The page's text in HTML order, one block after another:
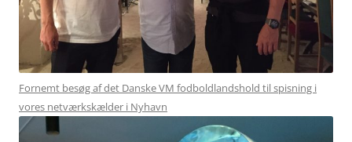
Fornemt besøg af det Danske VM fodboldlandshold til spisning i
vores netværkskælder i Nyhavn